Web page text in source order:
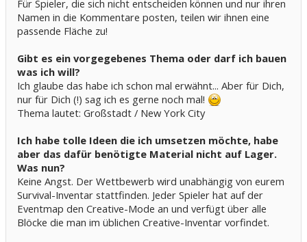
Für Spieler, die sich nicht entscheiden können und nur ihren
Namen in die Kommentare posten, teilen wir ihnen eine
passende Fläche zu!
Gibt es ein vorgegebenes Thema oder darf ich bauen
was ich will?
Ich glaube das habe ich schon mal erwähnt... Aber für Dich,
nur für Dich (!) sag ich es gerne noch mal!
Thema lautet: Großstadt / New York City
Ich habe tolle Ideen die ich umsetzen möchte, habe
aber das dafür benötigte Material nicht auf Lager.
Was nun?
Keine Angst. Der Wettbewerb wird unabhängig von eurem
Survival-Inventar stattfinden. Jeder Spieler hat auf der
Eventmap den Creative-Mode an und verfügt über alle
Blöcke die man im üblichen Creative-Inventar vorfindet.